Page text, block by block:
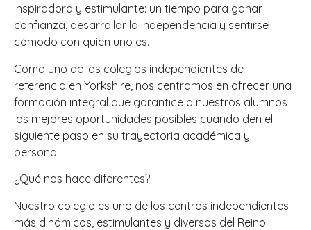
inspiradora y estimulante: un tiempo para ganar
confianza, desarrollar la independencia y sentirse
cómodo con quien uno es.
Como uno de los colegios independientes de
referencia en Yorkshire, nos centramos en ofrecer una
formación integral que garantice a nuestros alumnos
las mejores oportunidades posibles cuando den el
siguiente paso en su trayectoria académica y
personal.
¿Qué nos hace diferentes?
Nuestro colegio es uno de los centros independientes
más dinámicos, estimulantes y diversos del Reino